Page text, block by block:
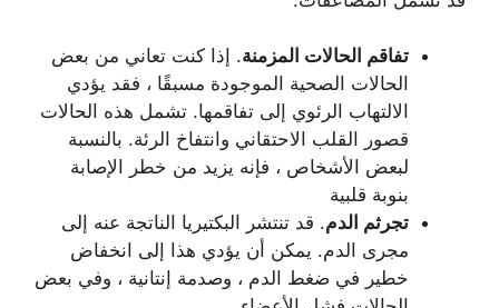
تفاقم الحالات المزمنة. إذا كنت تعاني من بعض
الحالات الصحية الموجودة مسبقًا ، فقد يؤدي
الالتهاب الرئوي إلى تفاقمها. تشمل هذه الحالات
قصور القلب الاحتقاني وانتفاخ الرئة. بالنسبة
لبعض الأشخاص ، فإنه يزيد من خطر الإصابة
بنوبة قلبية
تجرثم الدم. قد تنتشر البكتيريا الناتجة عنه إلى
مجرى الدم. يمكن أن يؤدي هذا إلى انخفاض
خطير في ضغط الدم ، وصدمة إنتانية ، وفي بعض